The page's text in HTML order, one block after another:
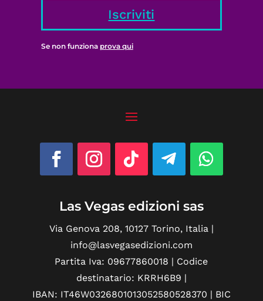
Iscriviti
Se non funziona prova qui
Las Vegas edizioni sas
Via Genova 208, 10127 Torino, Italia |
info@lasvegasedizioni.com
Partita Iva: 09677860018 | Codice
destinatario: KRRH6B9 |
IBAN: IT46W0326801013052580528370 | BIC